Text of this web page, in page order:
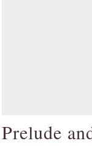
Prelude